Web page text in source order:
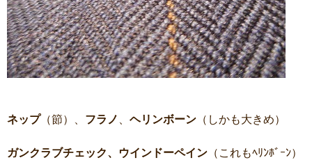
ネップ（節）、 フラノ ヘリンボーン （しかも大きめ）
ガンクラブチェック、ウインドーペイン （これもﾍﾘﾝﾎﾞｰﾝ）